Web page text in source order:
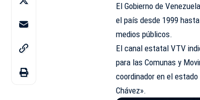
El Gobierno de
el país desde 1999
medios públicos.
El canal estatal VTV
para las Comunas y
coordinador en el
Chávez».